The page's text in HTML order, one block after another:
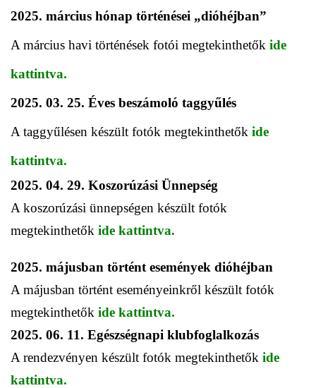
2025. március hónap történései „dióhéjban”
A március havi történések fotói megtekinthetők ide
kattintva.
2025. 03. 25. Éves beszámoló taggyűlés
A taggyűlésen készült fotók megtekinthetők ide
kattintva.
2025. 04. 29. Koszorúzási Ünnepség
A koszorúzási ünnepségen készült fotók
megtekinthetők ide kattintva.
2025. májusban történt események dióhéjban
A májusban történt eseményeinkről készült fotók
megtekinthetők ide kattintva.
2025. 06. 11. Egészségnapi klubfoglalkozás
A rendezvényen készült fotók megtekinthetők ide
kattintva.